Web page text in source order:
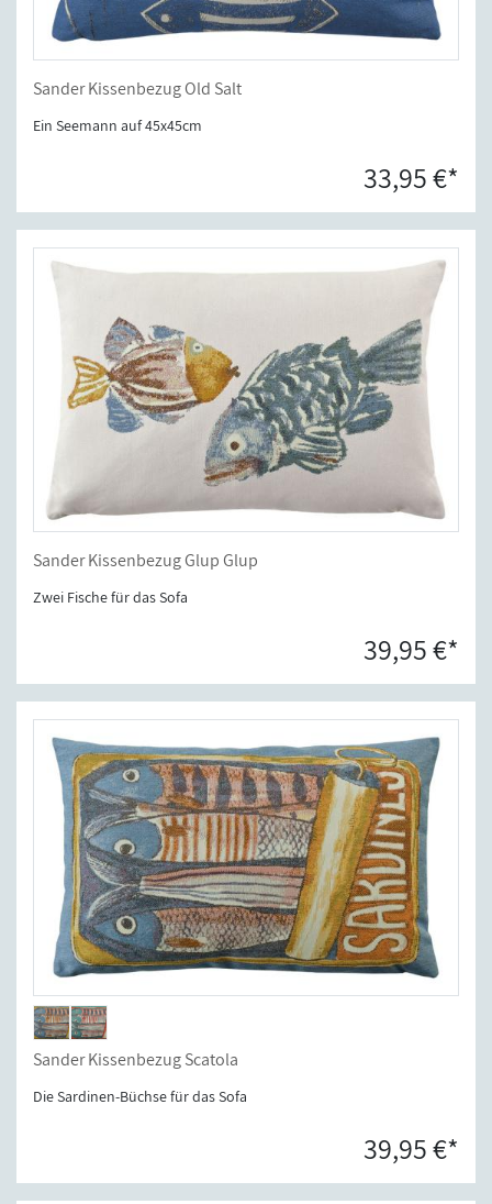
Sander Kissenbezug Old Salt
Ein Seemann auf 45x45cm
33,95 €*
Sander Kissenbezug Glup Glup
Zwei Fische für das Sofa
39,95 €*
Sander Kissenbezug Scatola
Die Sardinen-Büchse für das Sofa
39,95 €*